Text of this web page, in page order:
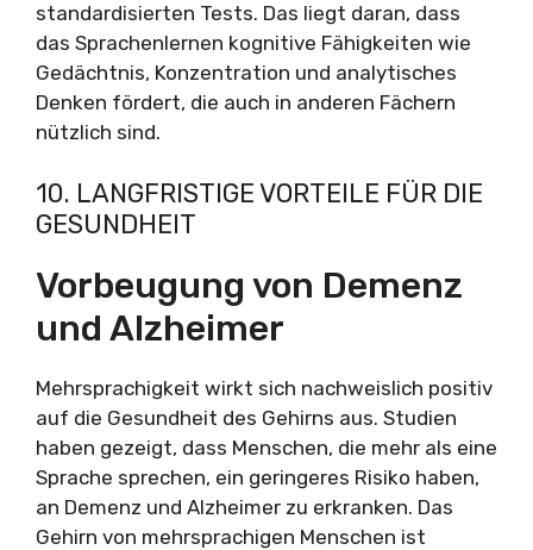
standardisierten Tests. Das liegt daran, dass
das Sprachenlernen kognitive Fähigkeiten wie
Gedächtnis, Konzentration und analytisches
Denken fördert, die auch in anderen Fächern
nützlich sind.
10. LANGFRISTIGE VORTEILE FÜR DIE
GESUNDHEIT
Vorbeugung von Demenz
und Alzheimer
Mehrsprachigkeit wirkt sich nachweislich positiv
auf die Gesundheit des Gehirns aus. Studien
haben gezeigt, dass Menschen, die mehr als eine
Sprache sprechen, ein geringeres Risiko haben,
an Demenz und Alzheimer zu erkranken. Das
Gehirn von mehrsprachigen Menschen ist